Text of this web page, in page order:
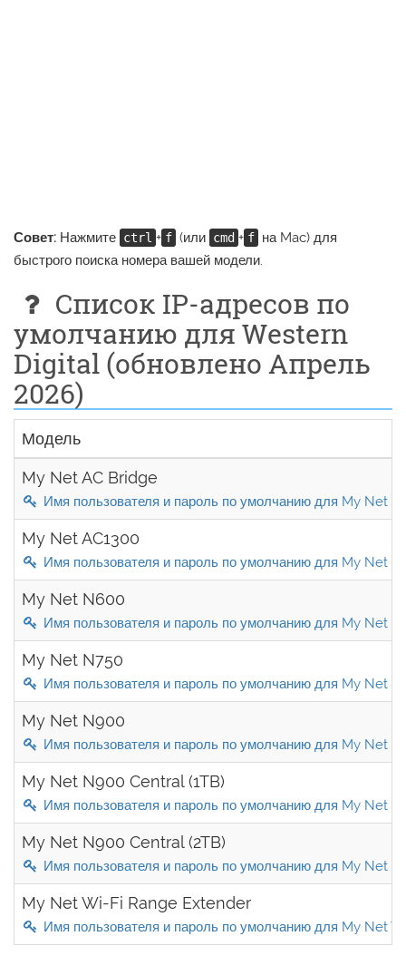
Совет: Нажмите ctrl + f (или cmd + f на Mac) для
быстрого поиска номера вашей модели.
Список IP-адресов по
умолчанию для Western
Digital (обновлено Апрель
2026)
Модель
My Net AC Bridge
Имя пользователя и пароль по умолчанию для My Net
My Net AC1300
Имя пользователя и пароль по умолчанию для My Net
My Net N600
Имя пользователя и пароль по умолчанию для My Net
My Net N750
Имя пользователя и пароль по умолчанию для My Net
My Net N900
Имя пользователя и пароль по умолчанию для My Net
My Net N900 Central (1TB)
Имя пользователя и пароль по умолчанию для My Net
My Net N900 Central (2TB)
Имя пользователя и пароль по умолчанию для My Net
My Net Wi-Fi Range Extender
Имя пользователя и пароль по умолчанию для My Net